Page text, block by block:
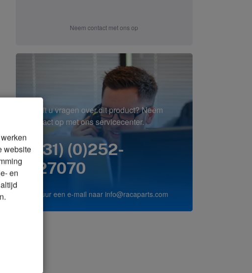
Neem contact met ons op
Heeft u vragen over dit product? Neem
contact op met ons servicecenter.
(+31) (0)252-
227070
of stuur een e-mail naar info@racaparts.com
website
en